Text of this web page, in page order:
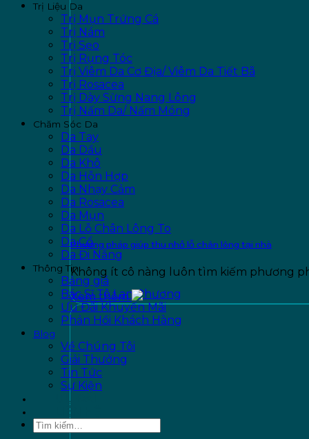
Trị Liệu Da
Trị Mụn Trứng Cá
Trị Nám
Trị Sẹo
Trị Rụng Tóc
Trị Viêm Da Cơ Địa/ Viêm Da Tiết Bã
Trị Rosacea
Trị Dày Sừng Nang Lông
Trị Nấm Da/ Nấm Móng
Chăm Sóc Da
Da Tay
Da Dầu
Da Khô
Da Hỗn Hợp
Da Nhạy Cảm
Da Rosacea
Da Mụn
Da Lỗ Chân Lông To
Da Cổ
Da Đi Nắng
Thông Tin
Bảng giá
Bác Sĩ Tô Lan Phương
Ưu Đãi Khuyến Mãi
Phản Hồi Khách Hàng
Blog
Về Chúng Tôi
Giải Thưởng
Tin Tức
Sự Kiện
ƯU ĐÃI
LIÊN HỆ
Phương pháp giúp thu nhỏ lỗ chân lông tại nhà
Không ít cô nàng luôn tìm kiếm phương
Xem thêm